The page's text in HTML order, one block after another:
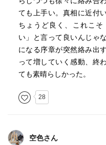
ても上手い。真相に近付
ちょうど良く、これこ
い」と言って良いんじゃ
になる序章が突然絡み出
って増していく感動、終
ても素晴らしかった。
28
空色さん